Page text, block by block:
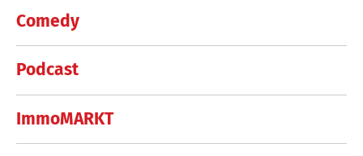
Comedy
Podcast
ImmoMARKT